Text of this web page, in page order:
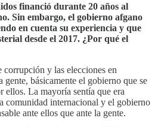
financió durante 20 años al
Sin embargo, el gobierno afgano
en cuenta su experiencia y que
desde el 2017. ¿Por qué el
y las elecciones en
básicamente el gobierno que se
ellos. La mayoría sentía que era
comunidad internacional y el gobierno
ante ellos que ante la gente.